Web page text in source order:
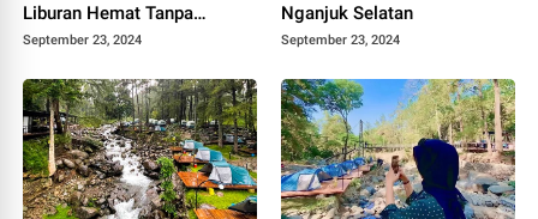
Liburan Hemat Tanpa
Sambat
September 23, 2024
Nganjuk Selatan
September 23, 2024